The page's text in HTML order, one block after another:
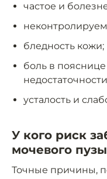
частое и
бледность кожи;
боль в
усталость и
У кого риск
мочевого
Точные причины,